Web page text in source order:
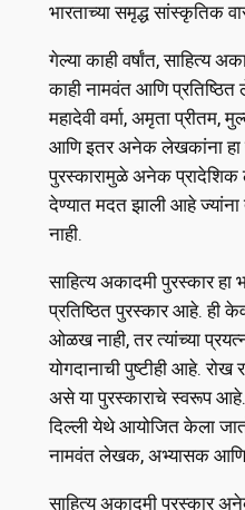
भारताच्या समृद्ध सांस्कृतिक
गेल्या काही वर्षांत, साहित्य
काही नामवंत आणि
महादेवी वर्मा, अमृता
आणि इतर अनेक लेखकांना हा
पुरस्कारामुळे अनेक प्रादेशिक
देण्यात मदत झाली आहे ज्यांना
नाही.
साहित्य अकादमी पुरस्कार
प्रतिष्ठित पुरस्कार आहे. ही
ओळख नाही, तर त्यांच्या
योगदानाची पुष्टीही आहे.
असे या पुरस्काराचे स्वरूप आहे.
दिल्ली येथे आयोजित केला
नामवंत लेखक, अभ्यासक आणि
साहित्य अकादमी पुरस्कार